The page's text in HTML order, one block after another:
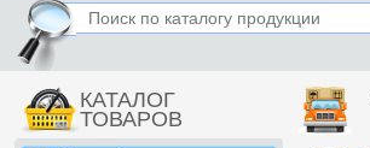
КАТАЛОГ
ТОВАРОВ